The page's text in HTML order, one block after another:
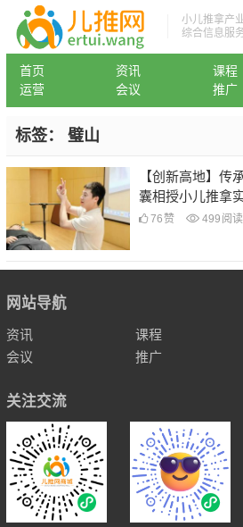
小儿推拿产
综合信息服
首页 资讯 课程
运营
会议 推广
标签： 璧山
【创新高地】传
囊相授小儿推拿
76 赞 499 阅读
网站导航
资讯 课程
会议
推广
关注交流